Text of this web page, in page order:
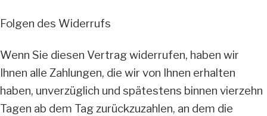
Folgen des Widerrufs
Wenn Sie diesen Vertrag widerrufen, haben wir
Ihnen alle Zahlungen, die wir von Ihnen erhalten
haben, unverzüglich und spätestens binnen vierzehn
Tagen ab dem Tag zurückzuzahlen, an dem die